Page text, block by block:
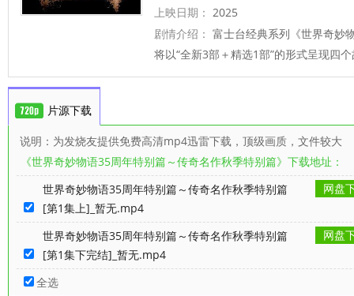
上映日期： 2025
剧情介绍： 富士台经典系列《世界奇妙
将以“全新3部＋精选1部”的形式呈现四
片源下载
说明：为发烧友提供免费高清mp4迅雷下载，顶级画质，文件较大
《世界奇妙物语35周年特别篇～传奇名作秋季特别篇》下载地址：
世界奇妙物语35周年特别篇～传奇名作秋季特别篇
[第1集上]_暂无.mp4
网盘
世界奇妙物语35周年特别篇～传奇名作秋季特别篇
[第1集下完结]_暂无.mp4
网盘
全选